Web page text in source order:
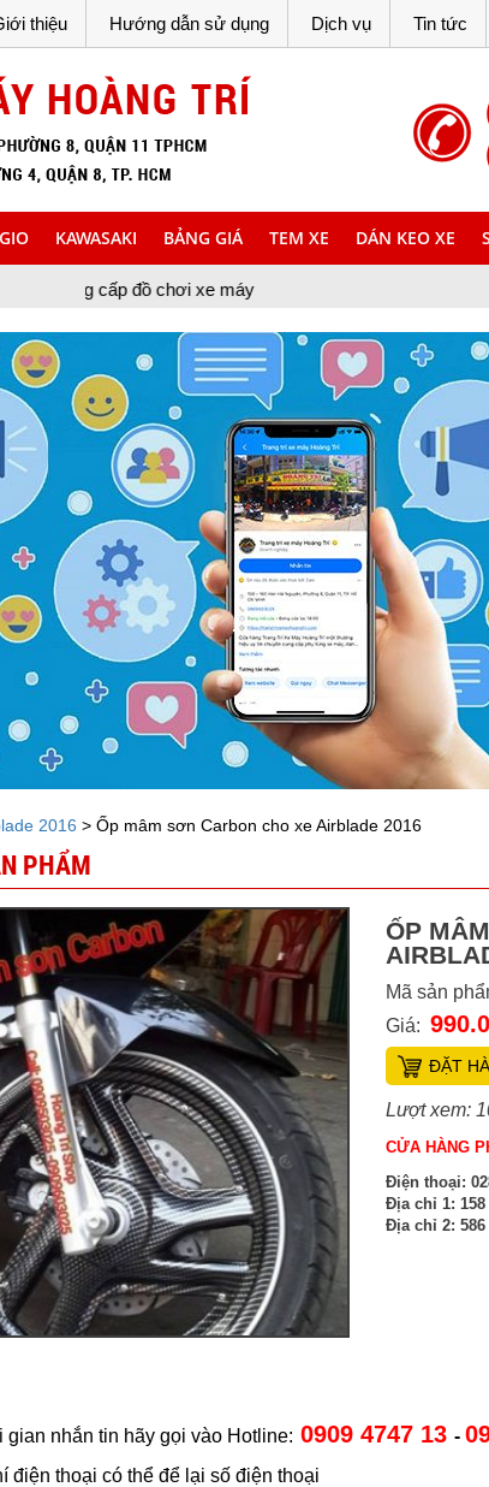
thiệu Hướng dẫn sử dụng Dịch vụ Tin tức
KAWASAKI BẢNG GIÁ TEM XE DÁN KEO XE
chơi xe máy
2016 > Ốp mâm sơn Carbon cho xe Airblade 2016
PHẨM
ỐP
Mã sản
Giá:
ĐẶT
Lượt xem:
CỬA HÀNG
Điện thoại:
Địa chỉ 1:
Địa chỉ 2:
gian nhắn tin hãy gọi vào Hotline: 0909 4747 13 -
điện thoại có thể để lại số điện thoại